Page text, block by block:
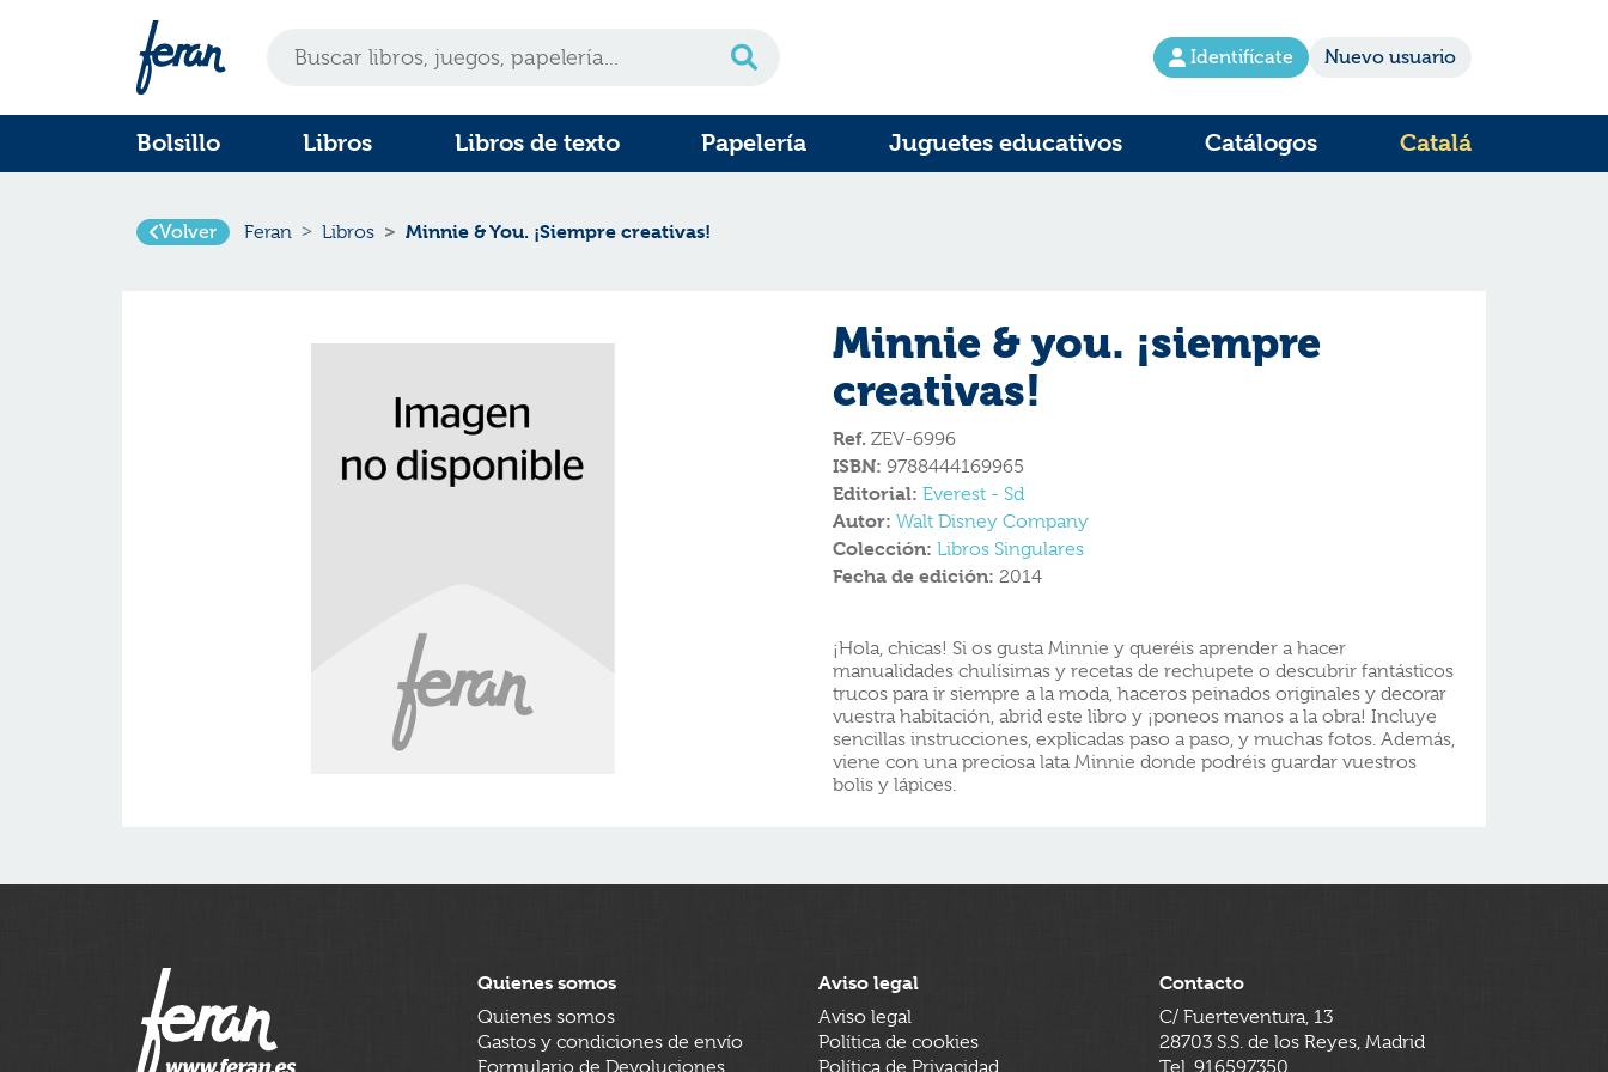
Identifícate Nuevo usuario
Bolsillo Libros Libros de texto Papelería Juguetes educativos Catálogos Catalá
Volver Feran Libros Minnie & You. ¡Siempre creativas!
Minnie & you. ¡siempre
creativas!
Ref. ZEV-6996
ISBN: 9788444169965
Editorial: Everest - Sd
Autor: Walt Disney Company
Colección: Libros Singulares
Fecha de edición: 2014
¡Hola, chicas! Si os gusta Minnie y queréis aprender a hacer
manualidades chulísimas y recetas de rechupete o descubrir fantásticos
trucos para ir siempre a la moda, haceros peinados originales y decorar
vuestra habitación, abrid este libro y ¡poneos manos a la obra! Incluye
sencillas instrucciones, explicadas paso a paso, y muchas fotos. Además,
viene con una preciosa lata Minnie donde podréis guardar vuestros
bolis y lápices.
Quienes somos
Quienes somos
Gastos y condiciones de envío
Formulario de Devoluciones
Aviso legal
Aviso legal
Política de cookies
Política de Privacidad
Contacto
C/ Fuerteventura, 13
28703 S.S. de los Reyes, Madrid
Tel. 916597350